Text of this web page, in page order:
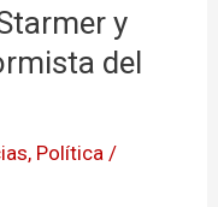
y
del
, Política /